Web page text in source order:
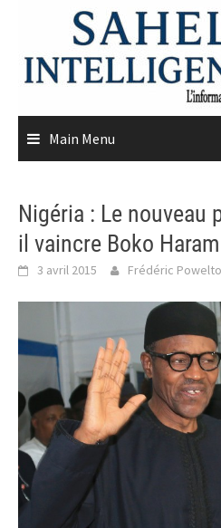
content
Main Menu
Nigéria : Le nouveau
il vaincre Boko
3 avril 2015 Frédéric